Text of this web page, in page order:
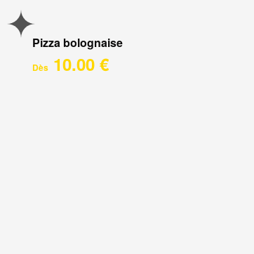
Pizza bolognaise
Dès10.00 €